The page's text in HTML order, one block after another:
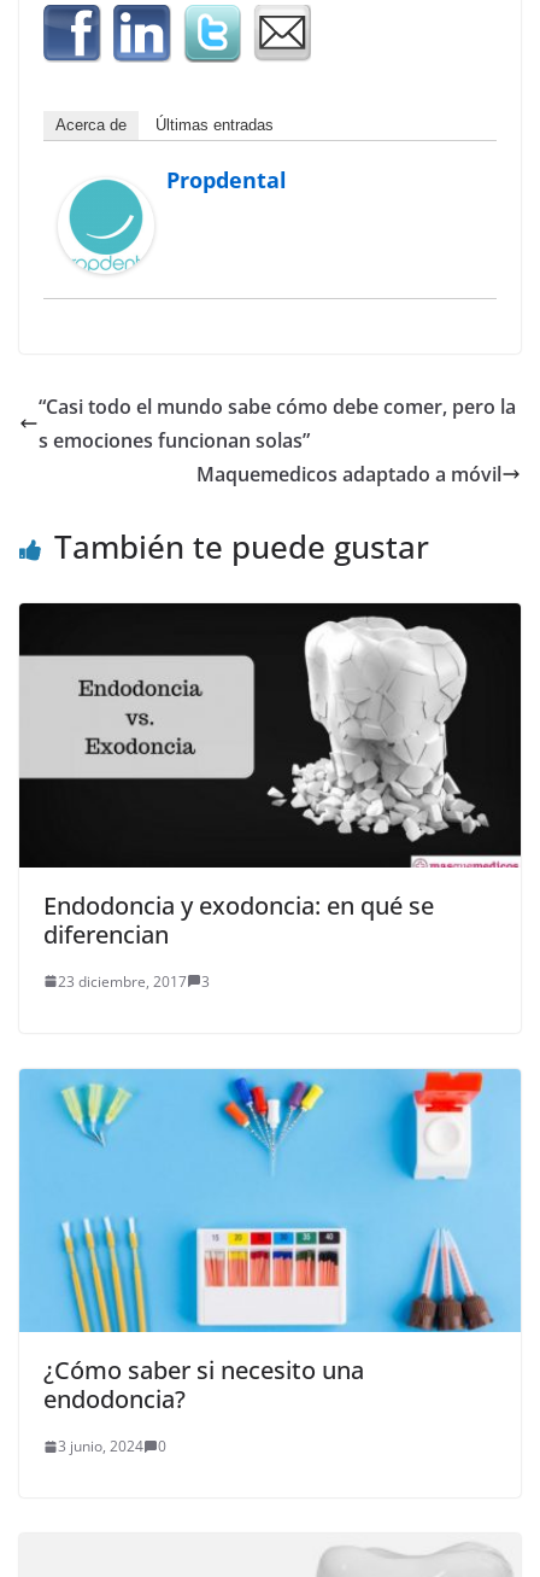
Acerca de Últimas entradas
Propdental
“Casi todo el mundo sabe cómo debe comer, pero la
s emociones funcionan solas”
Maquemedicos adaptado a móvil
También te puede gustar
Endodoncia y exodoncia: en qué se
diferencian
23 diciembre, 2017 3
¿Cómo saber si necesito una
endodoncia?
3 junio, 2024 0